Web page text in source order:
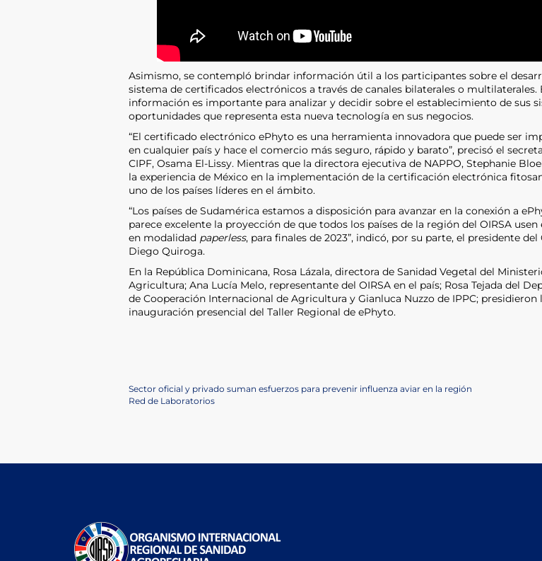
Asimismo, se contempló brindar información útil a los participantes sobre el
sistema de certificados electrónicos a través de canales bilaterales o multilaterales.
información es importante para analizar y decidir sobre el establecimiento de sus
oportunidades que representa esta nueva tecnología en sus negocios.
“El certificado electrónico ePhyto es una herramienta innovadora que puede ser
en cualquier país y hace el comercio más seguro, rápido y barato”, precisó el
CIPF, Osama El-Lissy. Mientras que la directora ejecutiva de NAPPO, Stephanie
la experiencia de México en la implementación de la certificación electrónica
uno de los países líderes en el ámbito.
“Los países de Sudamérica estamos a disposición para avanzar en la conexión a
parece excelente la proyección de que todos los países de la región del OIRSA usen
en modalidad paperless, para finales de 2023”, indicó, por su parte, el presidente del
Diego Quiroga.
En la República Dominicana, Rosa Lázala, directora de Sanidad Vegetal del
Agricultura; Ana Lucía Melo, representante del OIRSA en el país; Rosa Tejada del
de Cooperación Internacional de Agricultura y Gianluca Nuzzo de IPPC; presidieron
inauguración presencial del Taller Regional de ePhyto.
Post
Previous
Post
Sector oficial y privado suman esfuerzos para prevenir influenza aviar en la región
Next
Red de Laboratorios